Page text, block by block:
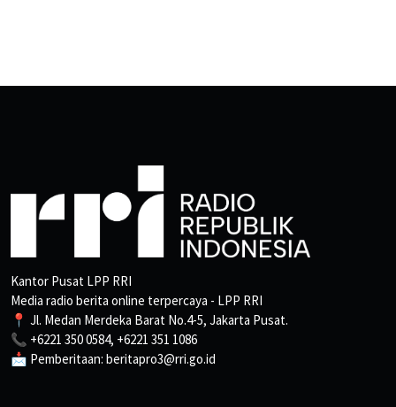
Kantor Pusat LPP RRI
Media radio berita online terpercaya - LPP RRI
📍 Jl. Medan Merdeka Barat No.4-5, Jakarta Pusat.
📞 +6221 350 0584, +6221 351 1086
📩 Pemberitaan: beritapro3@rri.go.id